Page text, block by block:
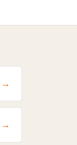
→
→